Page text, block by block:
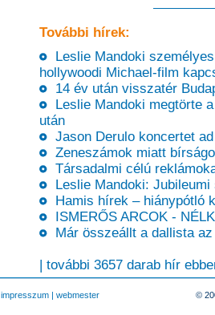
További hírek:
Leslie Mandoki
hollywoodi Michael-film
14 év után visszatér
Leslie Mandoki megtörte a
után
Jason Derulo koncertet ad
Zeneszámok miatt
Társadalmi célú
Leslie Mandoki: Jubileumi
Hamis hírek – hiánypótló
ISMERŐS ARCOK -
Már összeállt a dallista az
| további 3657 darab hír
impresszum | webmester ©